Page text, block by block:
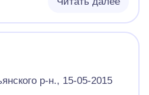
р-н., 15-05-2015